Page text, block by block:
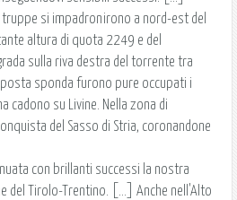
si impadronirono a nord-est del
altura di quota 2249 e del
sulla riva destra del torrente tra
sponda furono pure occupati i
cadono su Livine. Nella zona di
del Sasso di Stria, coronandone
con brillanti successi la nostra
del Tirolo-Trentino. [...] Anche nell'Alto